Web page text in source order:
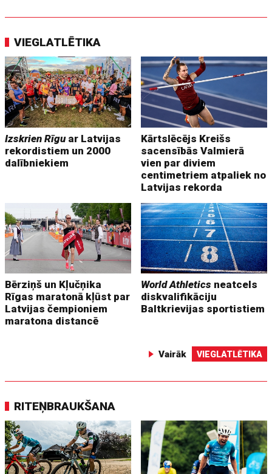
VIEGLATLĒTIKA
Izskrien Rīguar Latvijas
rekordistiem un 2000
dalībniekiem
Kārtslēcējs Kreišs
sacensībās Valmierā
vien par diviem
centimetriem atpaliek no
Latvijas rekorda
Bērziņš un Kļučņika
Rīgas maratonā kļūst par
Latvijas čempioniem
maratona distancē
World Athletics neatcels
diskvalifikāciju
Baltkrievijas sportistiem
Vairāk VIEGLATLĒTIKA
RITEŅBRAUKŠANA